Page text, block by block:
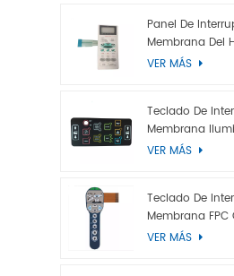
Panel De
Membrana Del
Microondas
VER MÁS
Teclado De
Membrana
VER MÁS
Teclado De
Membrana
Metálico
VER MÁS